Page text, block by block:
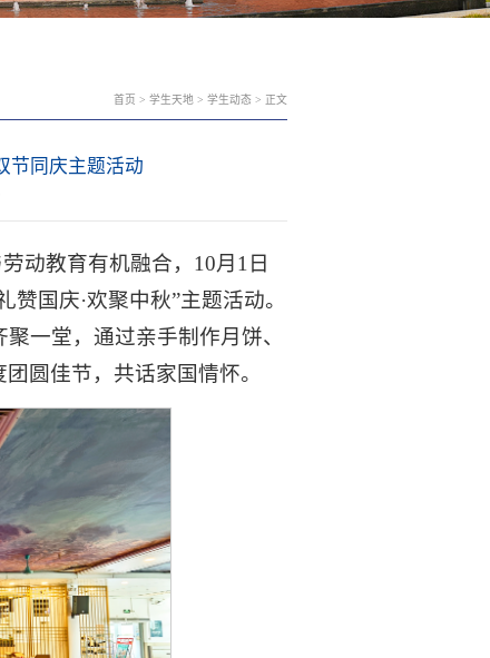
首页 > 学生天地 > 学生动态 > 正文
节同庆主题活动
动教育有机融合，10月1日
国庆·欢聚中秋”主题活动。
一堂，通过亲手制作月饼、
圆佳节，共话家国情怀。